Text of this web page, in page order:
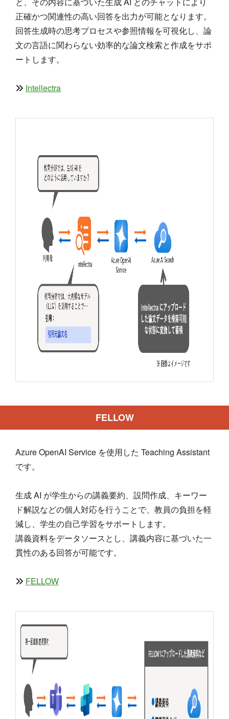
正確かつ関連性の高い回答を出力が可能となります。
回答生成時の思考プロセスや参照情報を可視化し、論
文の言語に関わらない効率的な論文検索と作成をサポ
ートします。
Intellectra
FELLOW
Azure OpenAI Service を使用した Teaching Assistant
です。
生成 AI が学生からの講義要約、設問作成、キーワー
ド解説などの個人対応を行うことで、教員の負担を軽
減し、学生の自己学習をサポートします。
講義資料をデータソースとし、講義内容に基づいた一
貫性のある回答が可能です。
FELLOW